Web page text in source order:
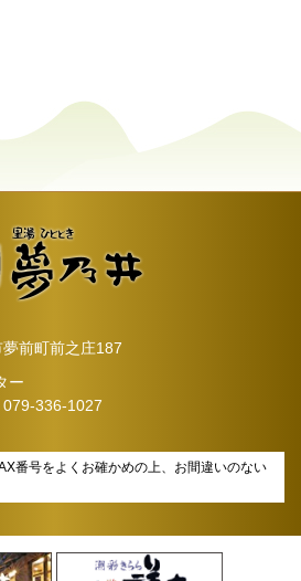
前町前之庄187
ー
336-1027
番号をよくお確かめの上、お間違いのない